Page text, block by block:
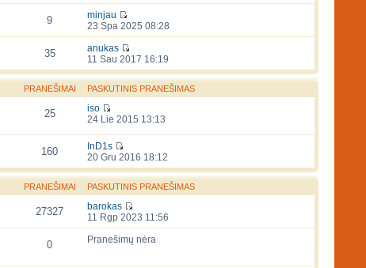
9
minjau
23 Spa 2025 08:28
35
anukas
11 Sau 2017 16:19
PRANEŠIMAI PASKUTINIS PRANEŠIMAS
25
iso
24 Lie 2015 13:13
160
InD1s
20 Gru 2016 18:12
PRANEŠIMAI PASKUTINIS PRANEŠIMAS
27327
barokas
11 Rgp 2023 11:56
0 Pranešimų nėra